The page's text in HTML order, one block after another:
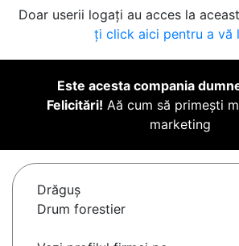
Doar userii logați au acces la
ți click aici pentru a vă
Este acesta compania
Felicitări! Aă cum să primești
marketing
Drăguş
Drum forestier